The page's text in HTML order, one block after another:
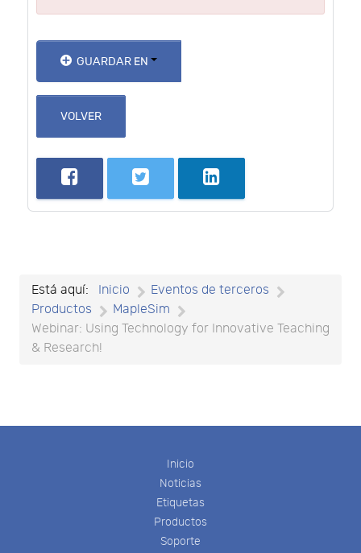
GUARDAR EN
VOLVER
Está aquí: Inicio
Eventos de terceros
Productos
MapleSim
Webinar: Using Technology for Innovative Teaching
& Research!
Inicio
Noticias
Etiquetas
Productos
Soporte